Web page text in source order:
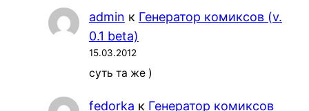
admin к Генератор комиксов (v.
0.1 beta)
15.03.2012
суть та же )
fedorka к Генератор комиксов